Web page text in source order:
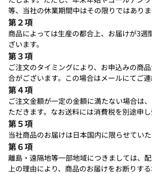
等、当社の休業期間中はその限りではありま
第２項
商品によっては生産の都合上、お届けが3週
ざいます。
第３項
ご注文のタイミングにより、お申込みの商
合がございます。この場合はメールにてご連
第４項
ご注文金額が一定の金額に満たない場合は
ただきます。なお送料には消費税を別途申し
第５項
当社商品のお届けは日本国内に限らせていた
第６項
離島・遠隔地等一部地域につきましては、
上の理由により、商品のお届けをお断りする